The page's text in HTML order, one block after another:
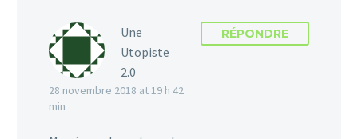
Une
Utopiste
2.0
28 novembre 2018 at 19 h 42
min
RÉPONDRE